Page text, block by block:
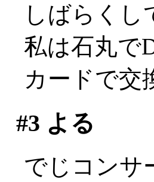
しばらくし
私は石丸で
カードで交
#3 よる
でじコンサ